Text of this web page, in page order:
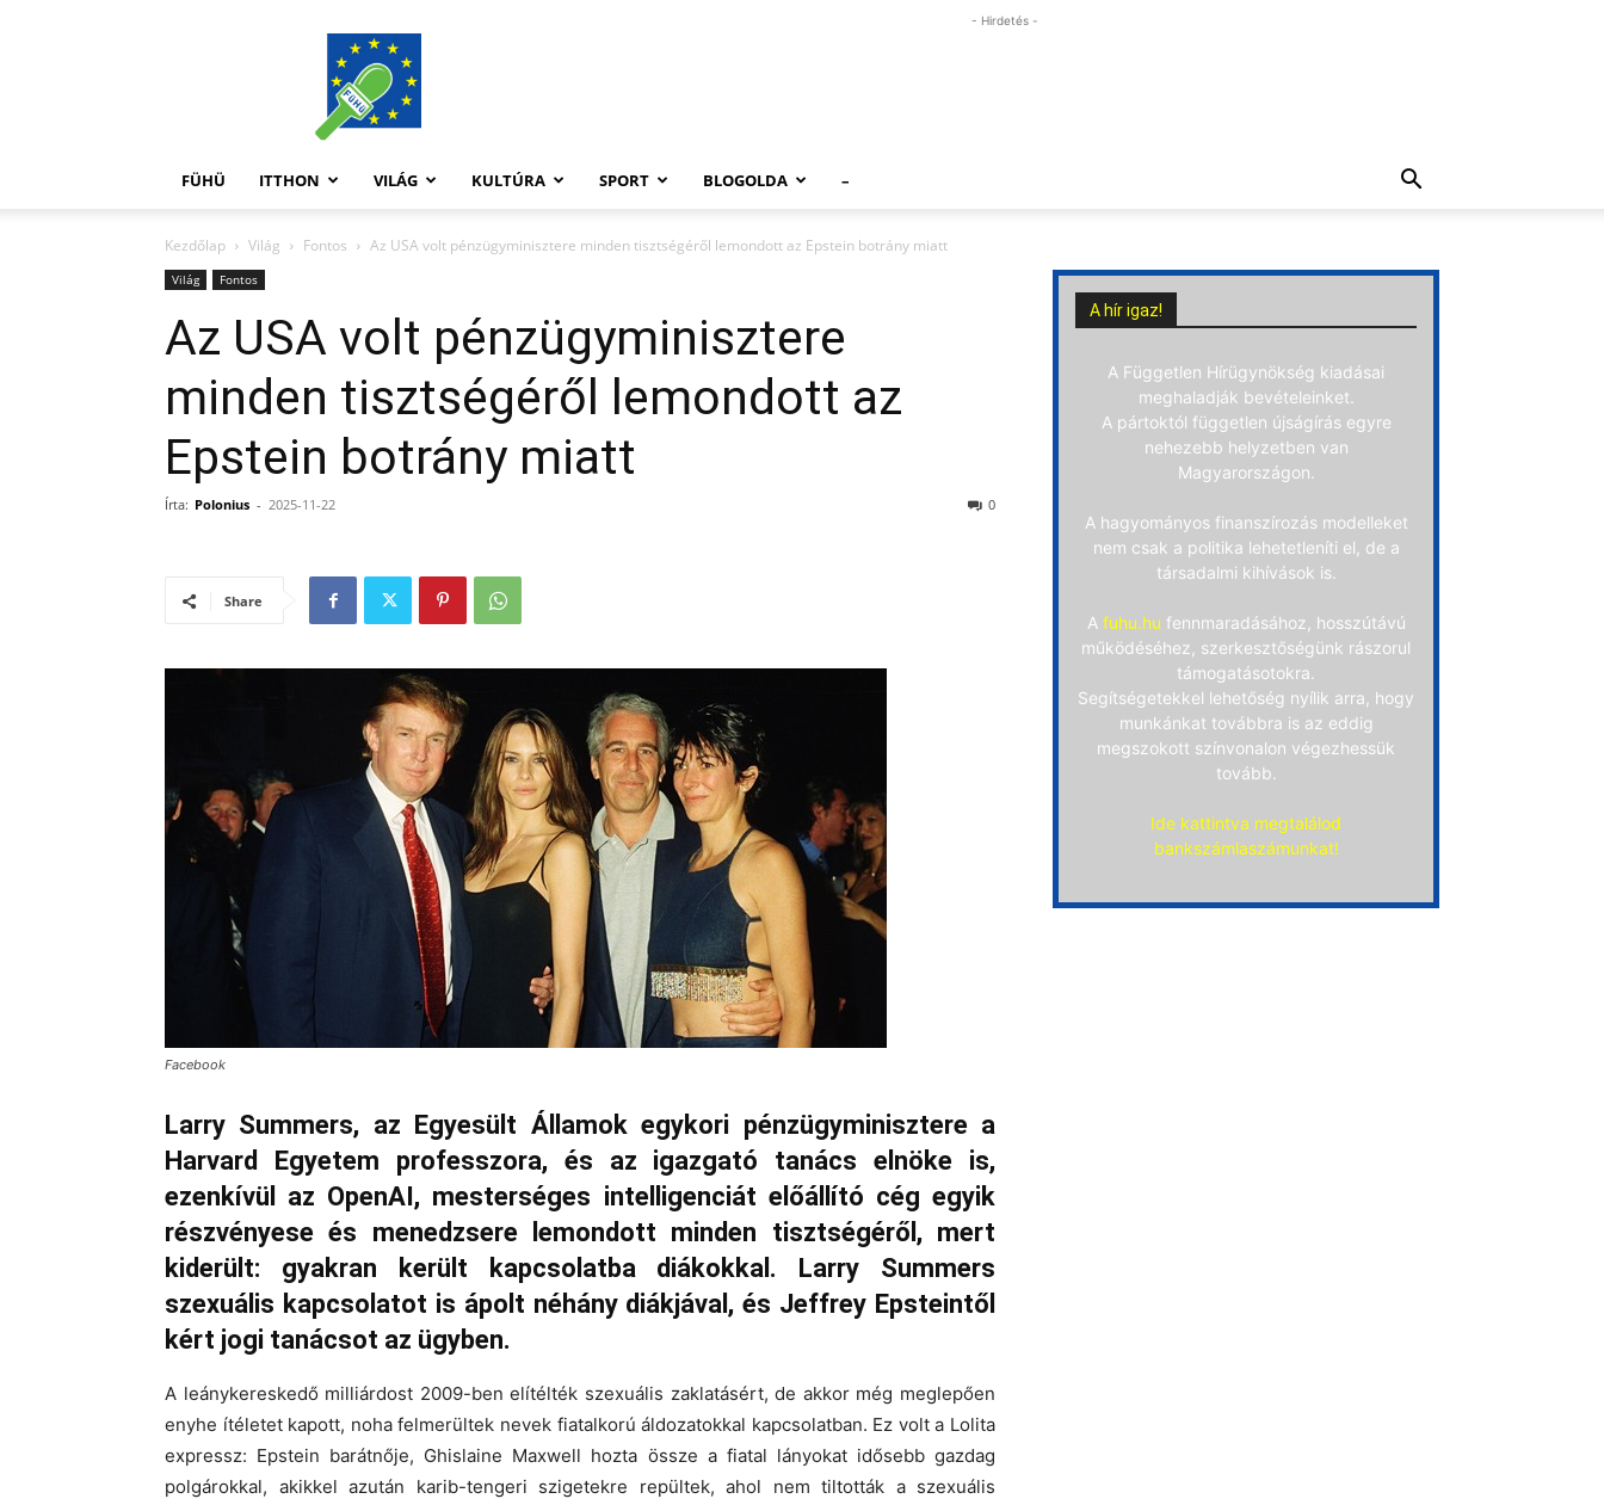
FüHü
- Hirdetés -
FÜHÜ ITTHON VILÁG KULTÚRA SPORT BLOGOLDA –
Kezdőlap Világ Fontos Az USA volt pénzügyminisztere minden tisztségéről lemondott az Epstein botrány miatt
Világ Fontos
Az USA volt pénzügyminisztere
minden tisztségéről lemondott az
Epstein botrány miatt
Írta: Polonius - 2025-11-22 0
Share
Facebook
Larry Summers, az Egyesült Államok egykori pénzügyminisztere a
Harvard Egyetem professzora, és az igazgató tanács elnöke is,
ezenkívül az OpenAI, mesterséges intelligenciát előállító cég egyik
részvényese és menedzsere lemondott minden tisztségéről, mert
kiderült: gyakran került kapcsolatba diákokkal. Larry Summers
szexuális kapcsolatot is ápolt néhány diákjával, és Jeffrey Epsteintől
kért jogi tanácsot az ügyben.
A leánykereskedő milliárdost 2009-ben elítélték szexuális zaklatásért, de akkor még meglepően
enyhe ítéletet kapott, noha felmerültek nevek fiatalkorú áldozatokkal kapcsolatban. Ez volt a Lolita
expressz: Epstein barátnője, Ghislaine Maxwell hozta össze a fiatal lányokat idősebb gazdag
polgárokkal, akikkel azután karib-tengeri szigetekre repültek, ahol nem tiltották a szexuális
A hír igaz!
A Független Hírügynökség kiadásai
meghaladják bevételeinket.
A pártoktól független újságírás egyre
nehezebb helyzetben van
Magyarországon.
A hagyományos finanszírozás modelleket
nem csak a politika lehetetleníti el, de a
társadalmi kihívások is.
A fuhu.hu fennmaradásához, hosszútávú
működéséhez, szerkesztőségünk rászorul
támogatásotokra.
Segítségetekkel lehetőség nyílik arra, hogy
munkánkat továbbra is az eddig
megszokott színvonalon végezhessük
tovább.
Ide kattintva megtalálod
bankszámlaszámunkat!